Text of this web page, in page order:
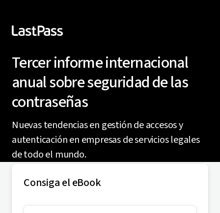
Tercer informe internacional
anual sobre seguridad de las
contraseñas
Nuevas tendencias en gestión de accesos y
autenticación en empresas de servicios legales
de todo el mundo.
Consiga el eBook